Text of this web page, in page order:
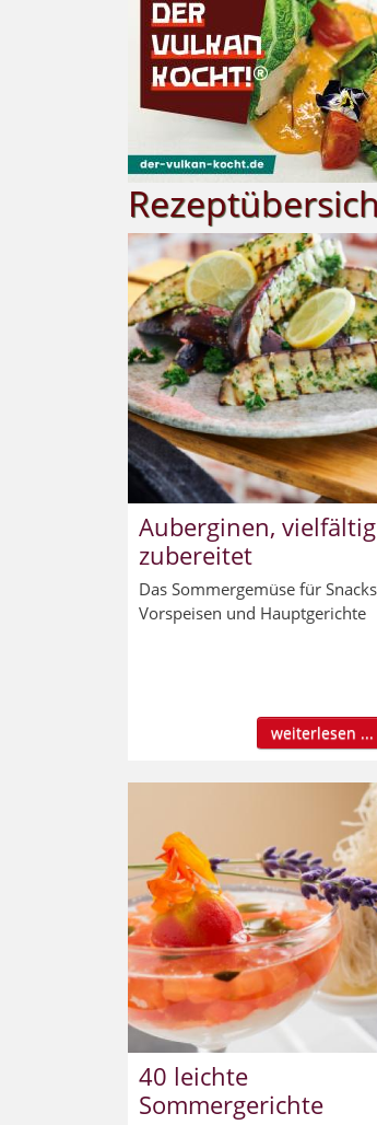
Auberginen, vielfältig
zubereitet
Das Sommergemüse für
Vorspeisen und Hauptgerichte
weiterlesen ...
40 leichte
Sommergerichte